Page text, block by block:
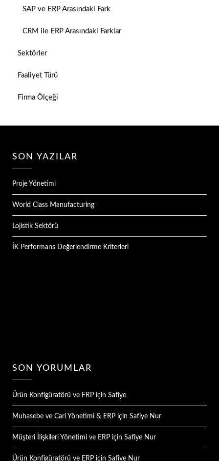
SAP ve ERP Arasındaki Fark
CRM ile ERP Arasındaki Farklar
Sektörler
Faaliyet Türü
Firma Ölçeği
SON YAZILAR
Proje Yönetimi
World Class Manufacturing
Lojistik Sektörü
İK Performans Değerlendirme Kriterleri
SON YORUMLAR
Ürün Konfigüratörü ve ERP için Safiye
Muhasebe ve Cari Yönetimi & ERP için Safiye Nur
Müşteri İlişkileri Yönetimi ve ERP için Safiye Nur
Ürün Konfigüratörü ve ERP için Safiye Nur